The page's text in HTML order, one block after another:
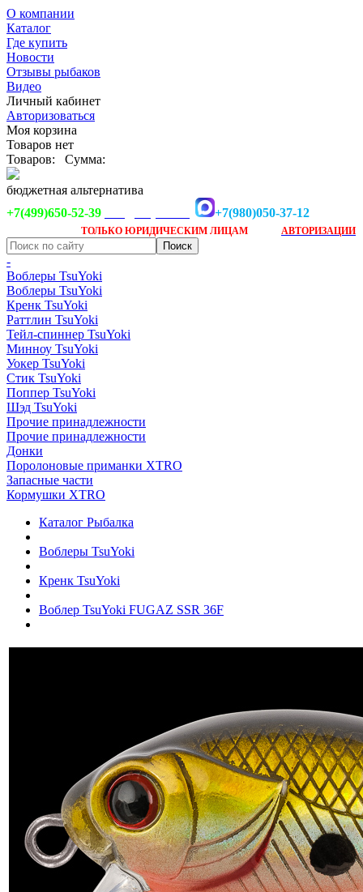
О компании
Каталог
Где купить
Новости
Отзывы рыбаков
Видео
Личный кабинет
Авторизоваться
Моя корзина
Товаров нет
Товаров:
Сумма:
бюджетная альтернатива
+7(499)650-52-39
+7(980)050-37-12
ТОЛЬКО ЮРИДИЧЕСКИМ ЛИЦАМ АВТОРИЗАЦИИ
-
Воблеры TsuYoki
Воблеры TsuYoki
Кренк TsuYoki
Раттлин TsuYoki
Тейл-спиннер TsuYoki
Минноу TsuYoki
Уокер TsuYoki
Стик TsuYoki
Поппер TsuYoki
Шэд TsuYoki
Прочие принадлежности
Прочие принадлежности
Донки
Поролоновые приманки XTRO
Запасные части
Кормушки XTRO
Каталог Рыбалка
Воблеры TsuYoki
Кренк TsuYoki
Воблер TsuYoki FUGAZ SSR 36F